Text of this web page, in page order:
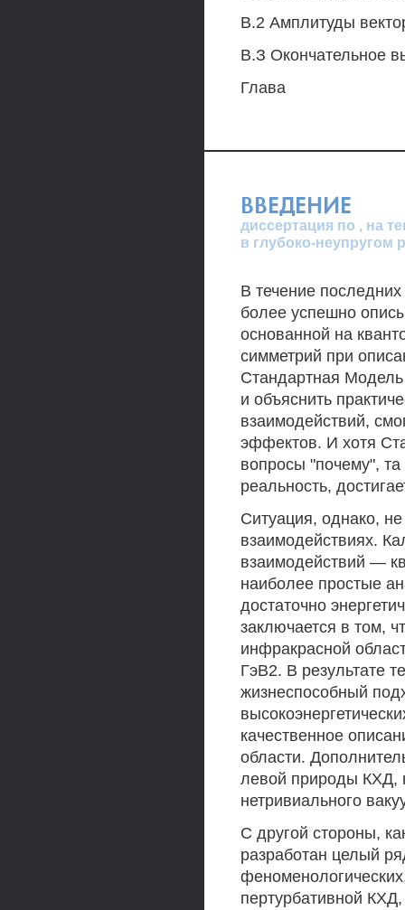
В.2 Амплитуды
В.З Окончательное
Глава
ВВЕДЕНИЕ
диссертация по , на
в глубоко-неупругом
В течение
более успешно
основанной на
симметрий при
Стандартная
и объяснить
взаимодействий,
эффектов. И хотя
вопросы "почему",
реальность,
Ситуация, однако,
взаимодействиях.
взаимодействий —
наиболее простые
достаточно
заключается в том,
инфракрасной
ГэВ2. В результате
жизнеспособный
качественное
области.
левой природы КХД,
нетривиального
С другой стороны,
разработан целый
пертурбативной